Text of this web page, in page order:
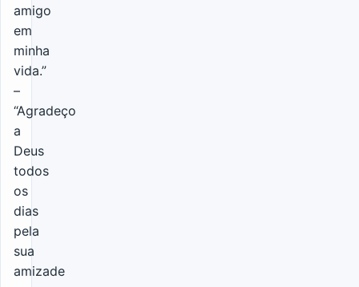
amigo
em
minha
vida.”
–
“Agradeço
a
Deus
todos
os
dias
pela
sua
amizade